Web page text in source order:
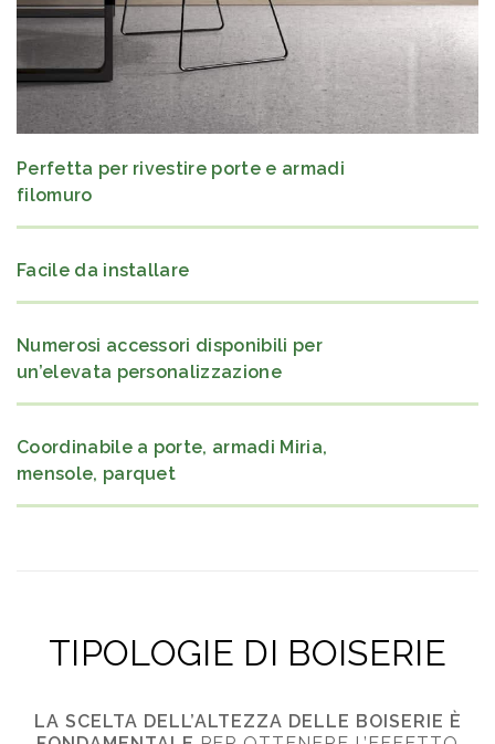
Perfetta per rivestire porte e armadi
filomuro
Facile da installare
Numerosi accessori disponibili per
un’elevata personalizzazione
Coordinabile a porte, armadi Miria,
mensole, parquet
TIPOLOGIE DI BOISERIE
LA SCELTA DELL’ALTEZZA DELLE BOISERIE È